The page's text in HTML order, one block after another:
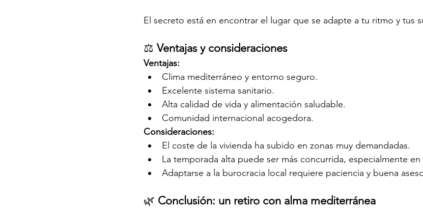
El secreto está en encontrar el lugar que se adapte a tu ritmo y tus
⚖️ Ventajas y consideraciones
Ventajas:
Clima mediterráneo y entorno seguro.
Excelente sistema sanitario.
Alta calidad de vida y alimentación saludable.
Comunidad internacional acogedora.
Consideraciones:
El coste de la vivienda ha subido en zonas muy demandadas.
La temporada alta puede ser más concurrida, especialmente en
Adaptarse a la burocracia local requiere paciencia y buena
🌿 Conclusión: un retiro con alma mediterránea